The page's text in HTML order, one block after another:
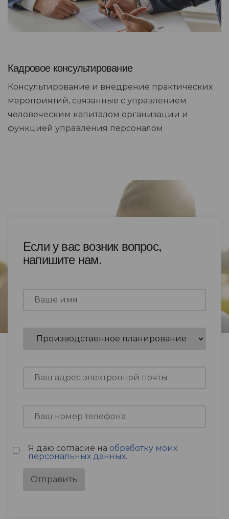
Кадровое консультирование
Консультирование и внедрение практических
мероприятий, связанные с управлением
человеческим капиталом организации и
функцией управления персоналом
Если у вас возник вопрос,
напишите нам.
Я даю согласие на обработку моих
персональных данных.
Отправить